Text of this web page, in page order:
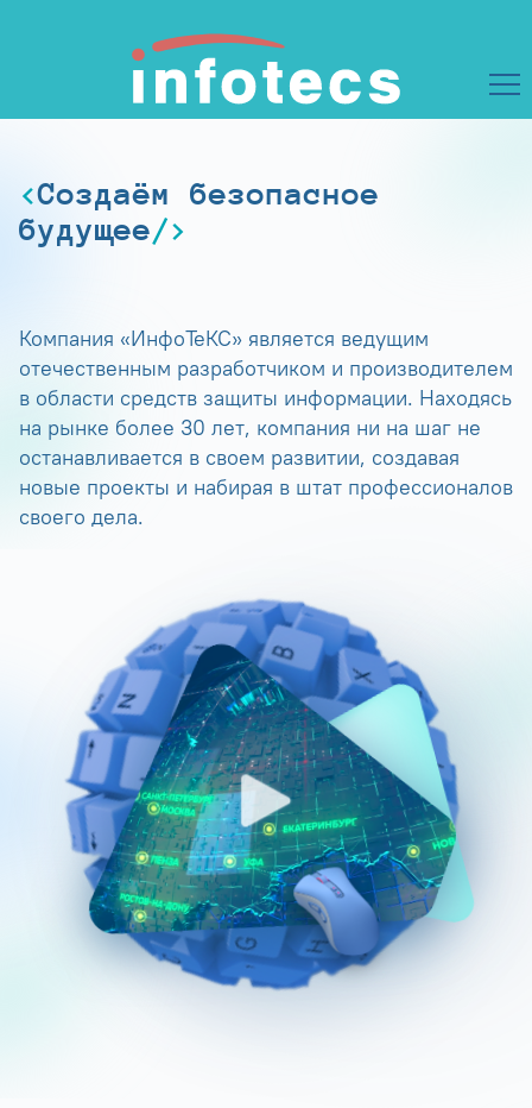
Создаём безопасное
будущее
Компания «ИнфоТеКС» является ведущим
отечественным разработчиком и производителем
в области средств защиты информации. Находясь
на рынке более 30 лет, компания ни на шаг не
останавливается в своем развитии, создавая
новые проекты и набирая в штат профессионалов
своего дела.